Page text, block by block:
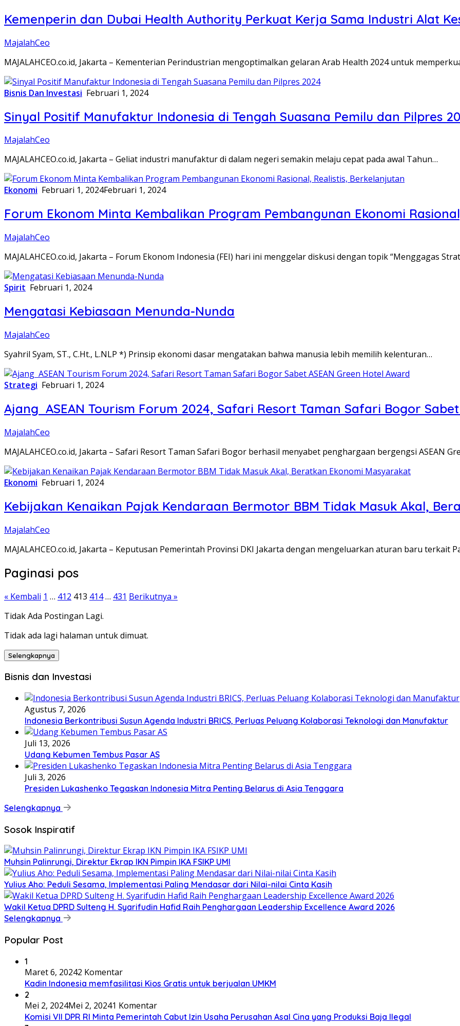
Kemenperin dan Dubai Health Authority Perkuat Kerja Sama Industri Alat
MajalahCeo
MAJALAHCEO.co.id, Jakarta – Kementerian Perindustrian mengoptimalkan gelaran Arab Health 2024 untuk
Bisnis Dan Investasi Februari 1, 2024
Sinyal Positif Manufaktur Indonesia di Tengah Suasana Pemilu dan Pilpres
MajalahCeo
MAJALAHCEO.co.id, Jakarta – Geliat industri manufaktur di dalam negeri semakin melaju cepat pada awal Tahun…
Ekonomi Februari 1, 2024Februari 1, 2024
Forum Ekonom Minta Kembalikan Program Pembangunan Ekonomi
MajalahCeo
MAJALAHCEO.co.id, Jakarta – Forum Ekonom Indonesia (FEI) hari ini menggelar diskusi dengan topik “Menggagas
Spirit Februari 1, 2024
Mengatasi Kebiasaan Menunda-Nunda
MajalahCeo
Syahril Syam, ST., C.Ht., L.NLP *) Prinsip ekonomi dasar mengatakan bahwa manusia lebih memilih kelenturan…
Strategi Februari 1, 2024
Ajang ASEAN Tourism Forum 2024, Safari Resort Taman Safari Bogor Sabet
MajalahCeo
MAJALAHCEO.co.id, Jakarta – Safari Resort Taman Safari Bogor berhasil menyabet penghargaan bergengsi ASEAN
Ekonomi Februari 1, 2024
Kebijakan Kenaikan Pajak Kendaraan Bermotor BBM Tidak Masuk Akal,
MajalahCeo
MAJALAHCEO.co.id, Jakarta – Keputusan Pemerintah Provinsi DKI Jakarta dengan mengeluarkan aturan baru terkait
Paginasi pos
« Kembali 1 … 412 413 414… 431 Berikutnya »
Tidak Ada Postingan Lagi.
Tidak ada lagi halaman untuk dimuat.
Selengkapnya
Bisnis dan Investasi
Agustus 7, 2026
Indonesia Berkontribusi Susun Agenda Industri BRICS, Perluas Peluang Kolaborasi Teknologi dan Manufaktur
Juli 13, 2026
Udang Kebumen Tembus Pasar AS
Juli 3, 2026
Presiden Lukashenko Tegaskan Indonesia Mitra Penting Belarus di Asia Tenggara
Selengkapnya
Sosok Inspiratif
Muhsin Palinrungi, Direktur Ekrap IKN Pimpin IKA FSIKP UMI
Yulius Aho: Peduli Sesama, Implementasi Paling Mendasar dari Nilai-nilai Cinta Kasih
Wakil Ketua DPRD Sulteng H. Syarifudin Hafid Raih Penghargaan Leadership Excellence Award 2026
Selengkapnya
Popular Post
1
Maret 6, 20242 Komentar
Kadin Indonesia memfasilitasi Kios Gratis untuk berjualan UMKM
2
Mei 2, 2024Mei 2, 20241 Komentar
Komisi VII DPR RI Minta Pemerintah Cabut Izin Usaha Perusahan Asal Cina yang Produksi Baja Ilegal